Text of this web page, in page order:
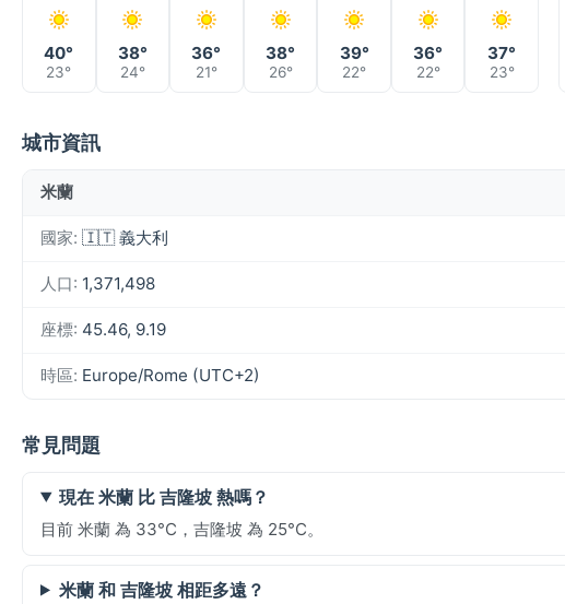
40°
23°
38°
24°
36°
21°
38°
26°
39°
22°
36°
22°
37°
23°
城市資訊
米蘭
國家: 🇮🇹 義大利
人口: 1,371,498
座標: 45.46, 9.19
時區: Europe/Rome (UTC+2)
常見問題
現在 米蘭 比 吉隆坡 熱嗎？
目前 米蘭 為 33°C，吉隆坡 為 25°C。
米蘭 和 吉隆坡 相距多遠？